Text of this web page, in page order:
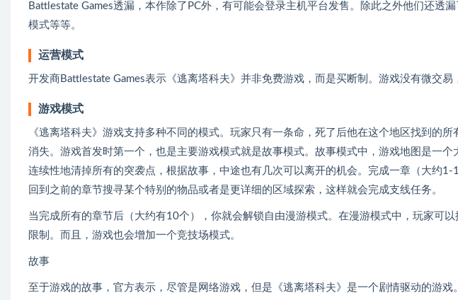
Battlestate Games透漏，本作除了PC外，有可能会登录主机平台发售。除此之外他们还透
模式等等。
运营模式
开发商Battlestate Games表示《逃离塔科夫》并非免费游戏，而是买断制。游戏没有微交易
游戏模式
《逃离塔科夫》游戏支持多种不同的模式。玩家只有一条命，死了后他在这个地区找到的
消失。游戏首发时第一个，也是主要游戏模式就是故事模式。故事模式中，游戏地图是一
连续性地清掉所有的突袭点，根据故事，中途也有几次可以离开的机会。完成一章（大约
回到之前的章节搜寻某个特别的物品或者是更详细的区域探索，这样就会完成支线任务。
当完成所有的章节后（大约有10个），你就会解锁自由漫游模式。在漫游模式中，玩家可
限制。而且，游戏也会增加一个竞技场模式。
故事
至于游戏的故事，官方表示，尽管是网络游戏，但是《逃离塔科夫》是一个剧情驱动的游